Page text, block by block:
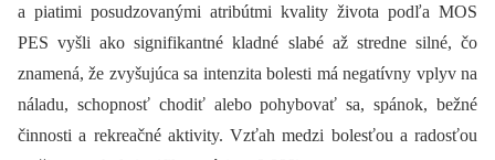
a piatimi posudzovanými atribútmi kvality života podľa MOS
PES vyšli ako signifikantné kladné slabé až stredne silné, čo
znamená, že zvyšujúca sa intenzita bolesti má negatívny vplyv na
náladu, schopnosť chodiť alebo pohybovať sa, spánok, bežné
činnosti a rekreačné aktivity. Vzťah medzi bolesťou a radosťou